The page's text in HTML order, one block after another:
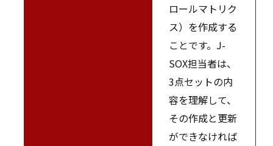
ロールマトリク
ス）を作成する
ことです。J-
SOX担当者は、
3点セットの内
容を理解して、
その作成と更新
ができなければ